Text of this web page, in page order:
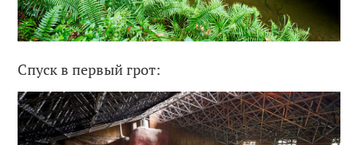
Спуск в первый грот: